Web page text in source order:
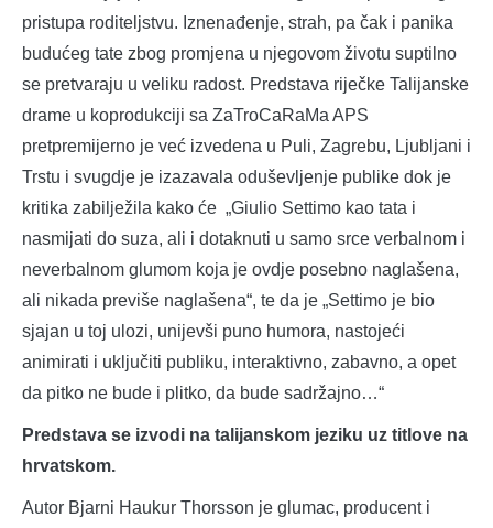
pristupa roditeljstvu. Iznenađenje, strah, pa čak i panika
budućeg tate zbog promjena u njegovom životu suptilno
se pretvaraju u veliku radost. Predstava riječke Talijanske
drame u koprodukciji sa ZaTroCaRaMa APS
pretpremijerno je već izvedena u Puli, Zagrebu, Ljubljani i
Trstu i svugdje je izazavala oduševljenje publike dok je
kritika zabilježila kako će „Giulio Settimo kao tata i
nasmijati do suza, ali i dotaknuti u samo srce verbalnom i
neverbalnom glumom koja je ovdje posebno naglašena,
ali nikada previše naglašena“, te da je „Settimo je bio
sjajan u toj ulozi, unijevši puno humora, nastojeći
animirati i uključiti publiku, interaktivno, zabavno, a opet
da pitko ne bude i plitko, da bude sadržajno…“
Predstava se izvodi na talijanskom jeziku uz titlove na
hrvatskom.
Autor Bjarni Haukur Thorsson je glumac, producent i